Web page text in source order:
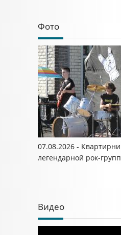
Фото
07.08.2026 -
легендарной рок-
Видео